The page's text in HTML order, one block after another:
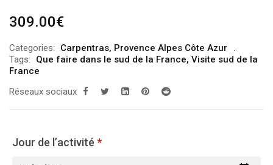
309.00€
Categories: Carpentras, Provence Alpes Côte Azur
Tags:
Que faire dans le sud de la France, Visite sud de la
France
Réseaux sociaux
Jour de l’activité *